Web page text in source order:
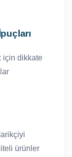
için dikkate
ürünler